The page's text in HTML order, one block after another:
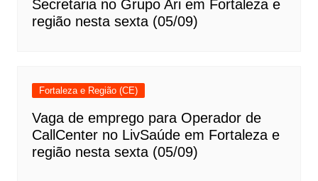
Secretaria no Grupo Ari em Fortaleza e
região nesta sexta (05/09)
Fortaleza e Região (CE)
Vaga de emprego para Operador de
CallCenter no LivSaúde em Fortaleza e
região nesta sexta (05/09)